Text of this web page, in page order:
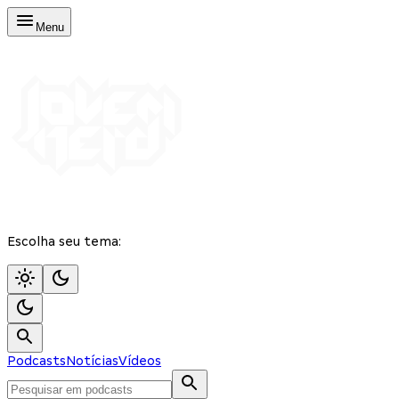
Menu
Escolha seu tema:
PodcastsNotíciasVídeos